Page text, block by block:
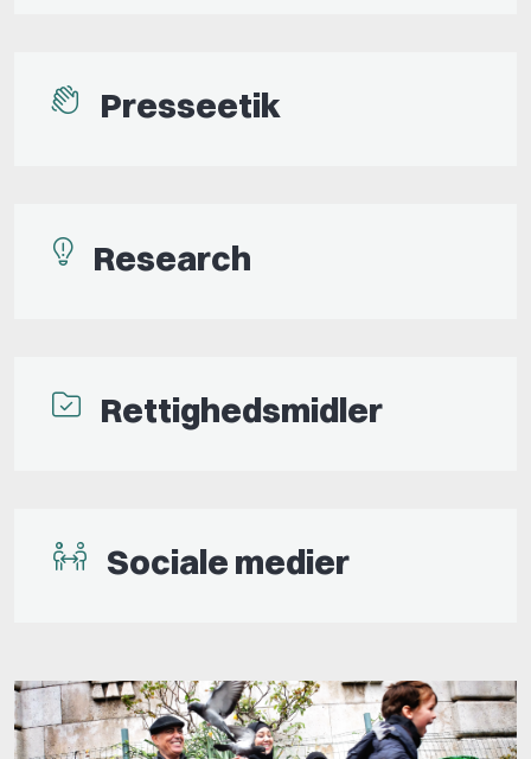
Presseetik
Research
Rettighedsmidler
Sociale medier